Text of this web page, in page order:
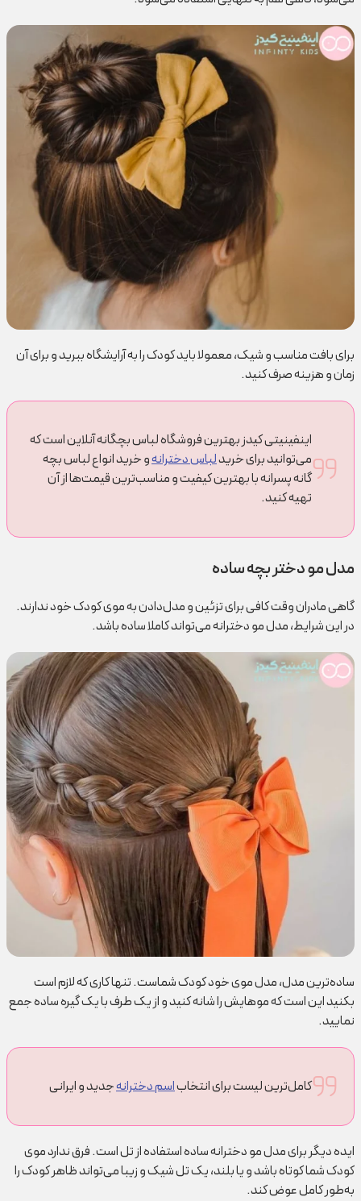
برای بافت مناسب و شیک، معمولا باید کودک را به آرایشگاه ببرید و برای آن
زمان و هزینه صرف کنید.
اینفینیتی کیدز بهترین فروشگاه لباس بچگانه آنلاین است که
می‌توانید برای خریدلباس دخترانهو خرید انواع لباس بچه
گانه پسرانه با بهترین کیفیت و مناسب‌ترین قیمت‌ها از آن
تهیه کنید.
مدل مو دختر بچه ساده
گاهی مادران وقت کافی برای تزئین و مدل‌دادن به موی کودک خود ندارند.
در این شرایط، مدل‌ مو دخترانه می‌تواند کاملا ساده باشد.
ساده‌ترین مدل، مدل موی خود کودک شماست. تنها کاری که لازم است
بکنید این است که موهایش را شانه کنید و از یک طرف با یک گیره ساده جمع
نمایید.
کامل‌ترین لیست برای انتخاباسم دخترانهجدید و ایرانی
ایده دیگر برای مدل مو دخترانه ساده استفاده از تل است. فرق ندارد موی
کودک شما کوتاه باشد و یا بلند، یک تل شیک و زیبا می‌تواند ظاهر کودک را
به‌طور کامل عوض کند.